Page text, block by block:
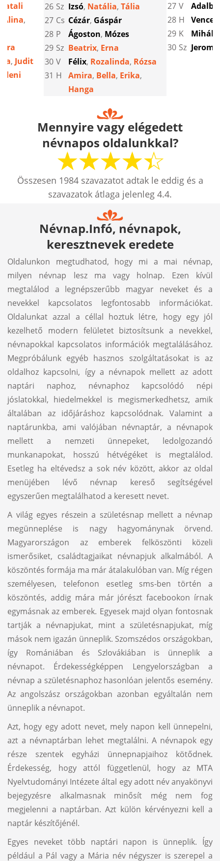
Alina,
, Judit
Eleni
26 Sz Izsó, Natália, Tália
27 Cs Cézár, Gáspár
28 P Ágoston, Mózes
29 Sz Beatrix, Erna
30 V Félix, Rozalinda, Rózsa
31 H Amira, Bella, Erika,
Hanga
27 V
28 H
Vencel
29 K Mihály
30 Sz
Mennyire vagy elégedett
névnapos oldalunkkal?
Összesen 1984szavazatot adtak le eddig és a
szavazatok átlaga jelenleg 4.4.
Névnap.Infó, névnapok,
keresztnevek eredete
Oldalunkon megtudhatod, hogy mi a mai névnap,
milyen névnap lesz ma vagy holnap. Ezen kívül
megtalálod a legnépszerűbb magyar neveket és a
nevekkel kapcsolatos legfontosabb információkat.
Oldalunkat azzal a céllal hoztuk létre, hogy egy jól
kezelhető modern felületet biztosítsunk a nevekkel,
névnapokkal kapcsolatos információk megtalálásához.
Megpróbálunk egyéb hasznos szolgáltatásokat is az
oldalhoz kapcsolni, így a névnapok mellett az adott
naptári naphoz, névnaphoz kapcsolódó népi
jóslatokkal, hiedelmekkel is megismerkedhetsz, amik
általában az időjáráshoz kapcsolódnak. Valamint a
naptárunkba, ami valójában névnaptár, a névnapok
mellett a nemzeti ünnepeket, ledolgozandó
munkanapokat, hosszú hétvégéket is megtalálod.
Esetleg ha eltévedsz a sok név között, akkor az oldal
menüjében lévő névnap kereső segítségével
egyszerűen megtalálhatod a keresett nevet.
A világ egyes részein a születésnap mellett a névnap
megünneplése is nagy hagyománynak örvend.
Magyarországon az emberek felköszönti közeli
ismerősiket, családtagjaikat névnapjuk alkalmából. A
köszöntés formája ma már átalakulóban van. Míg régen
személyesen, telefonon esetleg sms-ben történ a
köszöntés, addig mára már jórészt facebookon írnak
egymásnak az emberek. Egyesek majd olyan fontosnak
tartják a névnapjukat, mint a születésnapjukat, míg
mások nem igazán ünneplik. Szomszédos országokban,
így Romániában és Szlovákiában is ünneplik a
névnapot. Érdekességképpen Lengyelországban a
névnap a születésnaphoz hasonlóan jelentős esemény.
Az angolszász országokban azonban egyáltalán nem
ünneplik a névnapot.
Azt, hogy egy adott nevet, mely napon kell ünnepelni,
azt a névnaptárban lehet megtalálni. A névnapok egy
része szentek egyházi ünnepnapjaihoz kötődnek.
Érdekesség, hogy attól függetlenül, hogy az MTA
Nyelvtudományi Intézete által egy adott név anyakönyvi
bejegyzésre alkalmasnak minősít még nem fog
megjelenni a naptárban. Azt külön kérvényezni kell a
naptár készítőjénél.
Egyes neveket több naptári napon is ünneplik. Így
például a Pál vagy a Mária név négyszer is szerepel a